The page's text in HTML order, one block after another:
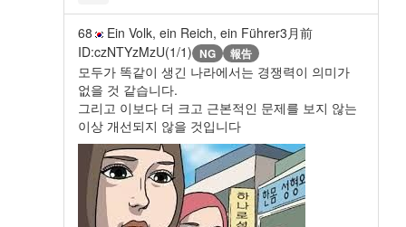
68 Ein Volk, ein Reich, ein Führer3月前
ID:czNTYzMzU(1/1) NG 報告
모두가 똑같이 생긴 나라에서는 경쟁력이 의미가
없을 것 같습니다.
그리고 이보다 더 크고 근본적인 문제를 보지 않는
이상 개선되지 않을 것입니다